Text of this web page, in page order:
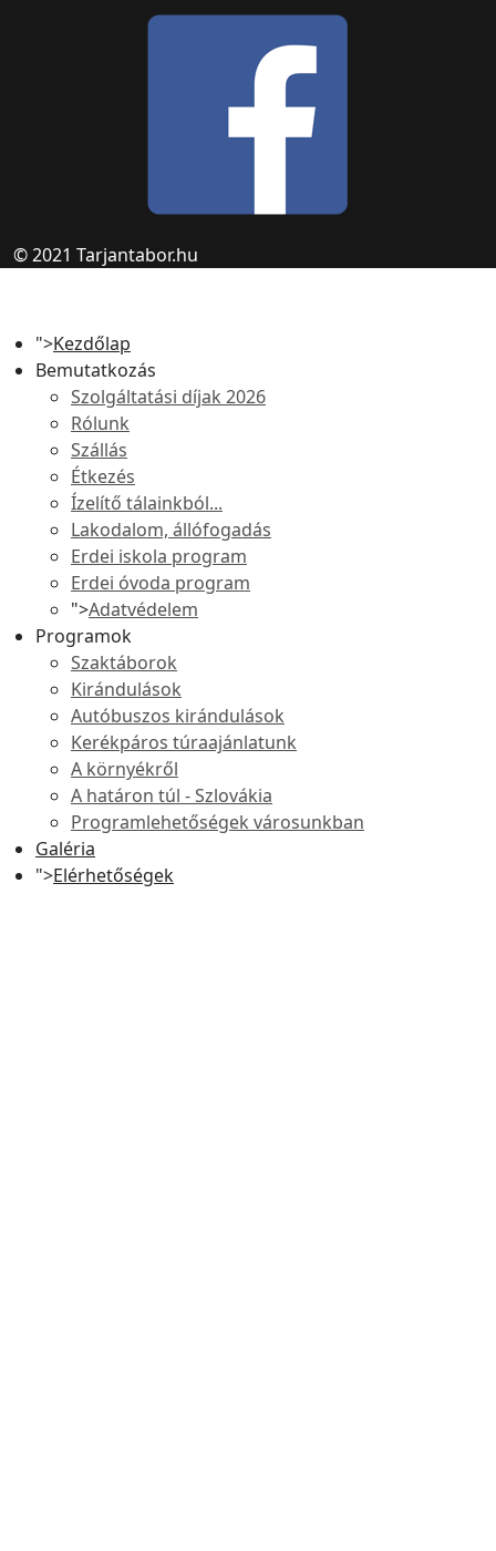
© 2021 Tarjantabor.hu
">Kezdőlap
Bemutatkozás
Szolgáltatási díjak 2026
Rólunk
Szállás
Étkezés
Ízelítő tálainkból...
Lakodalom, állófogadás
Erdei iskola program
Erdei óvoda program
">Adatvédelem
Programok
Szaktáborok
Kirándulások
Autóbuszos kirándulások
Kerékpáros túraajánlatunk
A környékről
A határon túl - Szlovákia
Programlehetőségek városunkban
Galéria
">Elérhetőségek